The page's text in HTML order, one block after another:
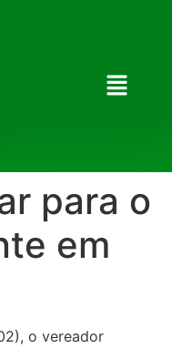
para o
em
o vereador